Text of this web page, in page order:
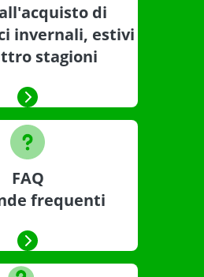
di
invernali, estivi
stagioni
FAQ
frequenti